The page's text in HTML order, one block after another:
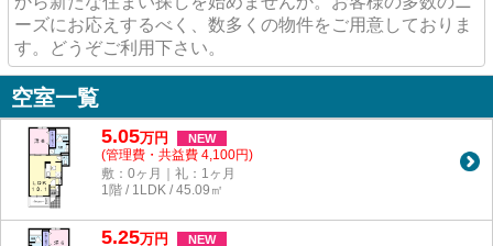
ーズにお応えするべく、数多くの物件をご用意しておりま
す。どうぞご利用下さい。
空室一覧
5.05万円 NEW
(管理費・共益費 4,100円)
敷：0ヶ月｜礼：1ヶ月
1階 / 1LDK / 45.09㎡
5.25万円 NEW